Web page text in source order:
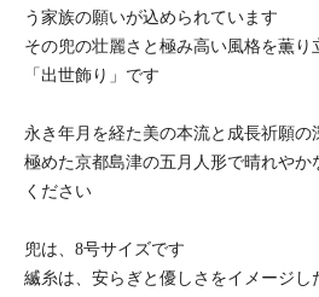
う家族の願いが込められています
その兜の壮麗さと極み高い風格を薫
「出世飾り」です
永き年月を経た美の本流と成長祈願
極めた京都島津の五月人形で晴れや
ください
兜は、8号サイズです
縅糸は、安らぎと優しさをイメージし